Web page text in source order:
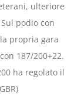
ulteriore
podio con
propria gara
187/200+22.
ha regolato il